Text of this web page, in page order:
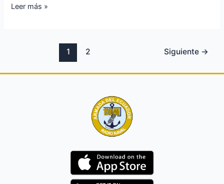
Leer más »
1 2 Siguiente →